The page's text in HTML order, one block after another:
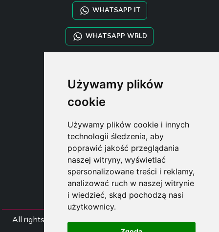
Używamy plików
cookie
Używamy plików cookie i innych
technologii śledzenia, aby
poprawić jakość przeglądania
naszej witryny, wyświetlać
spersonalizowane treści i reklamy,
analizować ruch w naszej witrynie
i wiedzieć, skąd pochodzą nasi
użytkownicy.
WHATSAPP IT
WHATSAPP WRLD
SHOP B2B
TAYLOR MADE ORDERS
DROPSHIPPING
USER
SUBSCRIBE
ZALOGUJ
CART
All rights Styliafoe s.r.l. © 2025 - NIP IT15015641002